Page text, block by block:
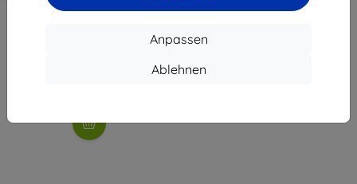
Anpassen
Ablehnen
3MK FlexibleGlass Honor